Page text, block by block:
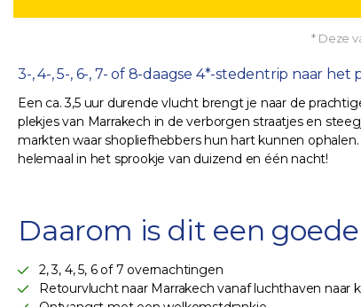
* Deze
3-, 4-, 5-, 6-, 7- of 8-daagse 4*-stedentrip naar
Een ca. 3,5 uur durende vlucht brengt je naar de
plekjes van Marrakech in de verborgen straatjes en
markten waar shopliefhebbers hun hart kunnen
helemaal in het sprookje van duizend en één nacht!
Daarom is dit een
2, 3, 4, 5, 6 of 7 overnachtingen
Retourvlucht naar Marrakech vanaf luchthaven naar